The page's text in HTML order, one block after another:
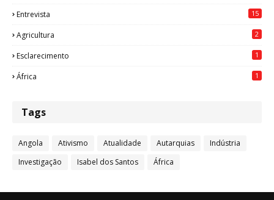
Entrevista 15
Agricultura 2
Esclarecimento 1
África 1
Tags
Angola Ativismo Atualidade Autarquias
Indústria
Investigação
Isabel dos Santos África